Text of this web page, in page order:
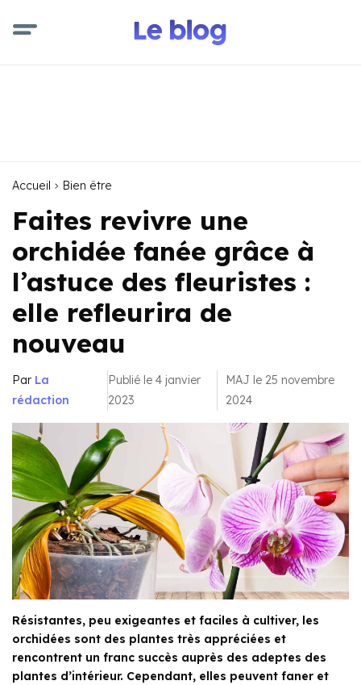
Accueil Bien être
Faites revivre une
orchidée fanée grâce à
l’astuce des fleuristes :
elle refleurira de
nouveau
Par La
rédaction
Publié le 4 janvier
2023
MAJ le 25 novembre
2024
Résistantes, peu exigeantes et faciles à cultiver, les
orchidées sont des plantes très appréciées et
rencontrent un franc succès auprès des adeptes des
plantes d’intérieur. Cependant, elles peuvent faner et